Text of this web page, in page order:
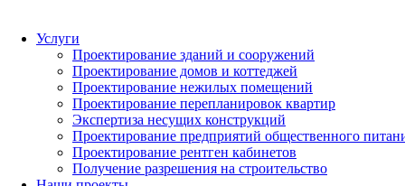
Услуги
Проектирование зданий и сооружений
Проектирование домов и коттеджей
Проектирование нежилых помещений
Проектирование перепланировок квартир
Экспертиза несущих конструкций
Проектирование предприятий общественного
Проектирование рентген кабинетов
Получение разрешения на строительство